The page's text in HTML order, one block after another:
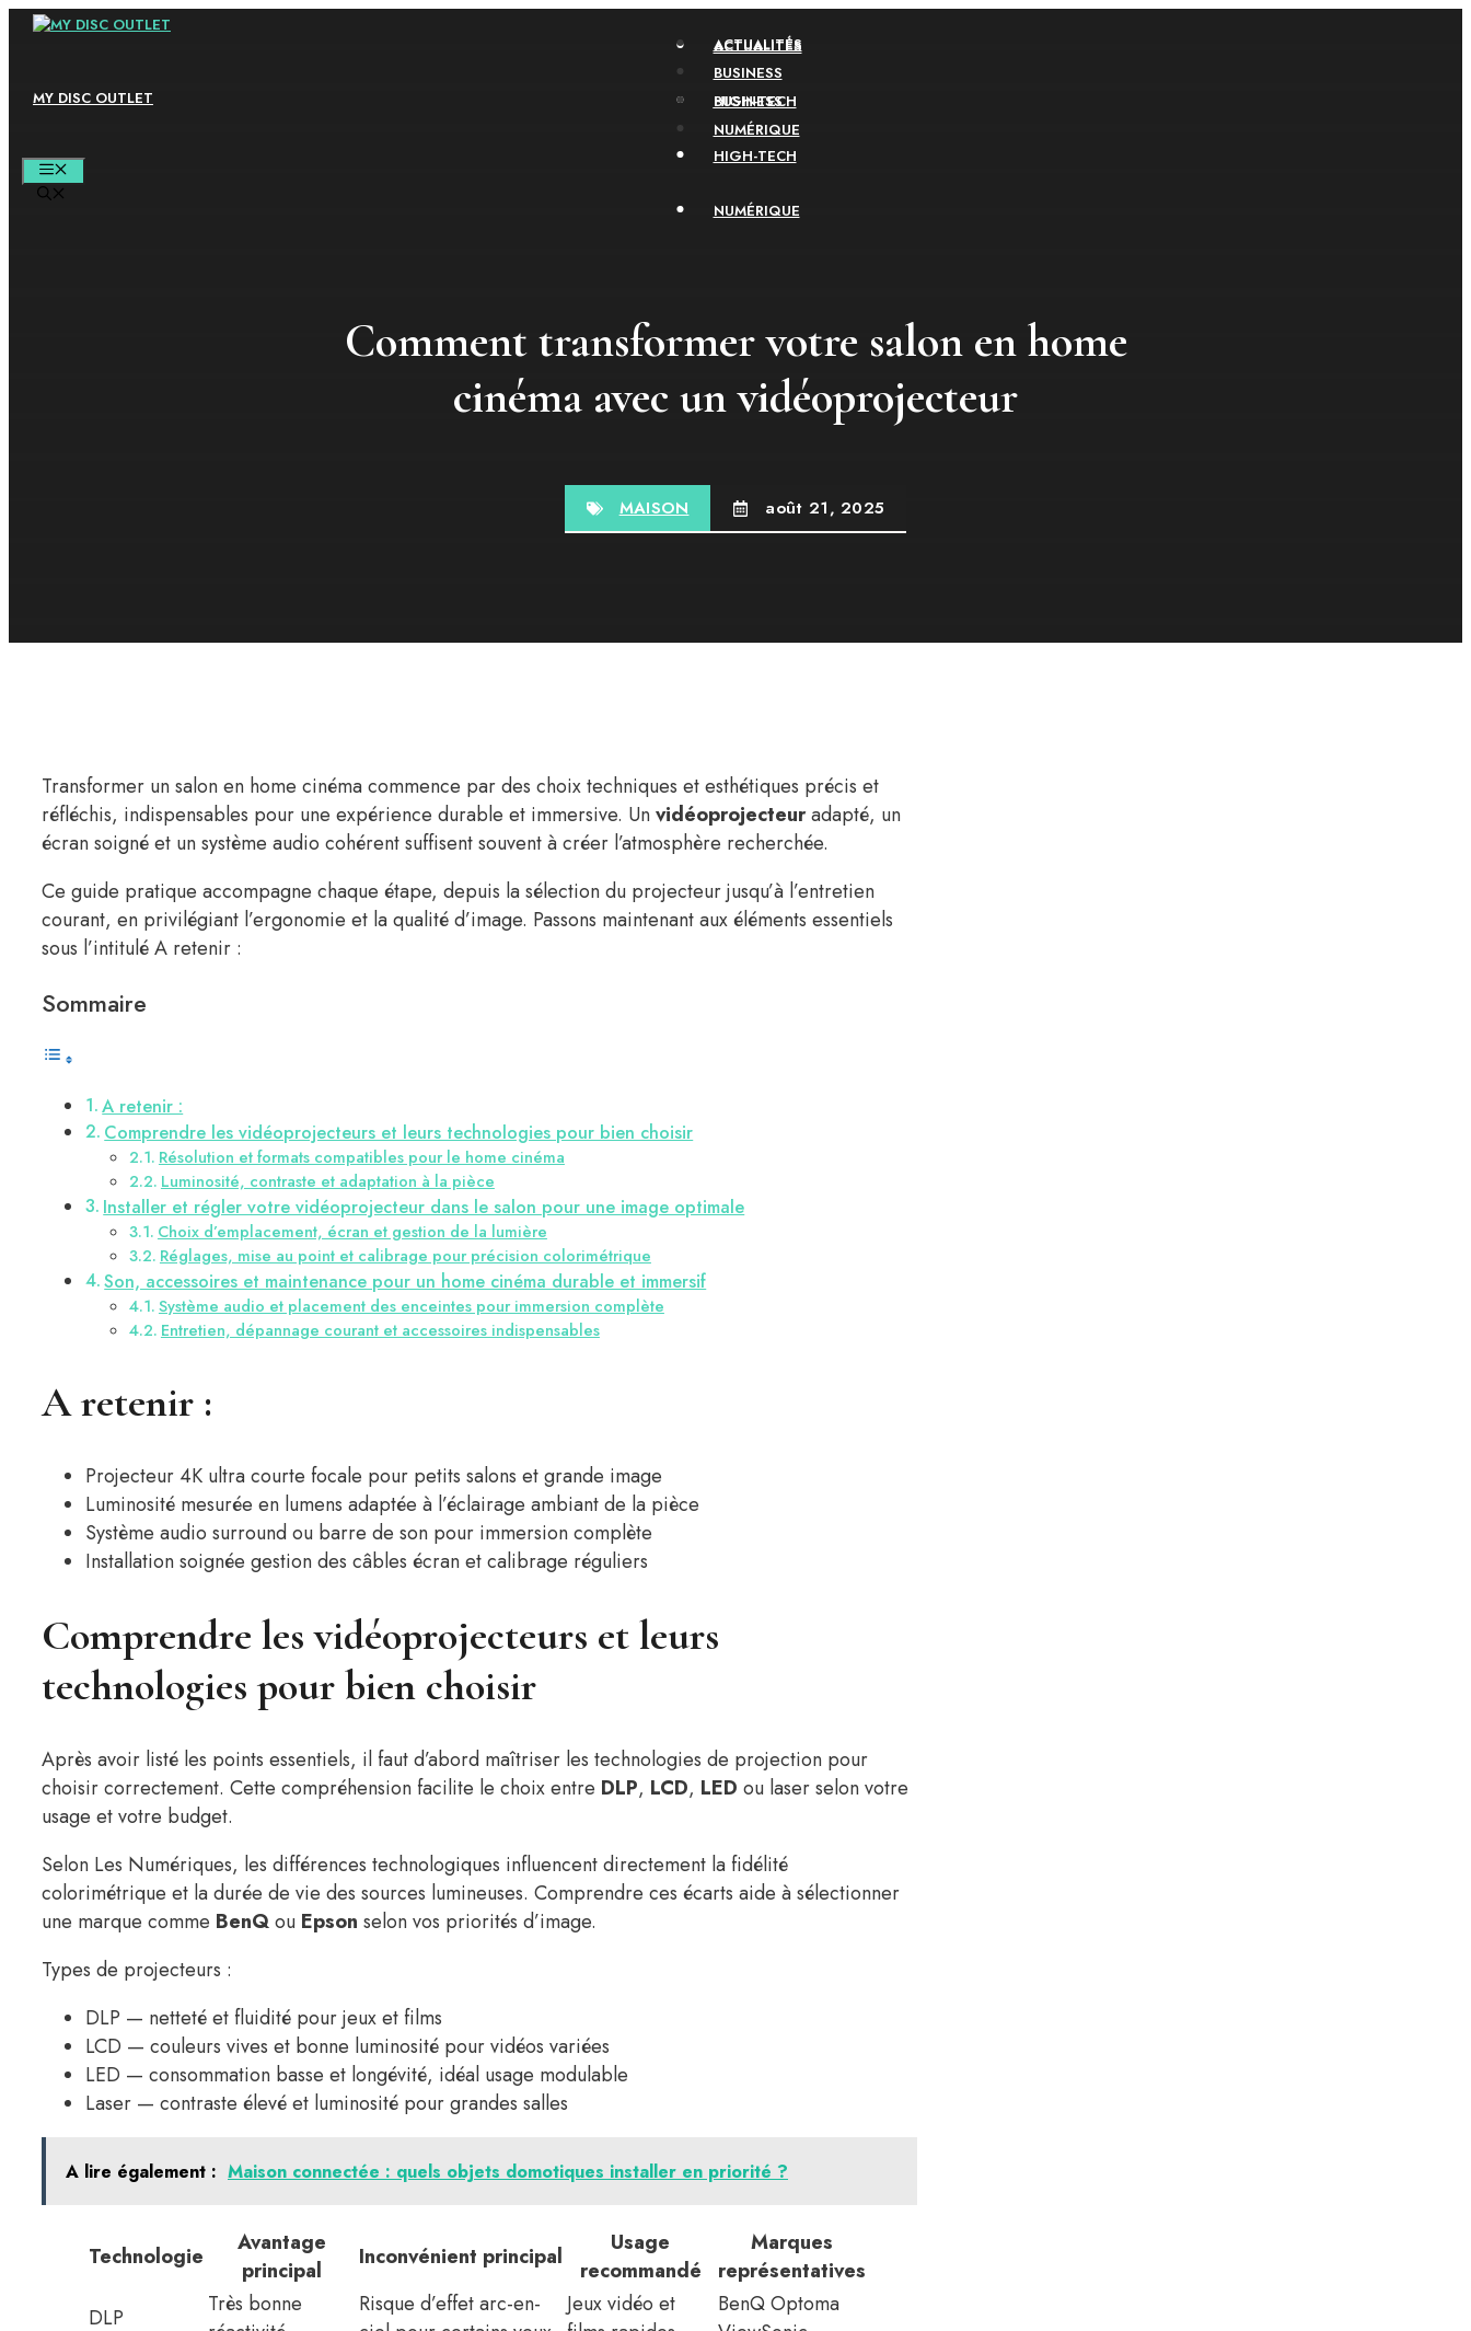
Aller
MY DISC OUTLET
ACTUALITÉS
BUSINESS
HIGH-TECH
NUMÉRIQUE
Comment transformer votre salon en home
cinéma avec un vidéoprojecteur
MAISON août 21, 2025
Transformer un salon en home cinéma commence par des choix techniques et esthétiques précis et
réfléchis, indispensables pour une expérience durable et immersive. Unvidéoprojecteuradapté, un
écran soigné et un système audio cohérent suffisent souvent à créer l’atmosphère recherchée.
Ce guide pratique accompagne chaque étape, depuis la sélection du projecteur jusqu’à l’entretien
courant, en privilégiant l’ergonomie et la qualité d’image. Passons maintenant aux éléments essentiels
sous l’intitulé A retenir :
Sommaire
A retenir :
Comprendre les vidéoprojecteurs et leurs technologies pour bien choisir
Résolution et formats compatibles pour le home cinéma
Luminosité, contraste et adaptation à la pièce
Installer et régler votre vidéoprojecteur dans le salon pour une image optimale
Choix d’emplacement, écran et gestion de la lumière
Réglages, mise au point et calibrage pour précision colorimétrique
Son, accessoires et maintenance pour un home cinéma durable et immersif
Système audio et placement des enceintes pour immersion complète
Entretien, dépannage courant et accessoires indispensables
A retenir :
Projecteur 4K ultra courte focale pour petits salons et grande image
Luminosité mesurée en lumens adaptée à l’éclairage ambiant de la pièce
Système audio surround ou barre de son pour immersion complète
Installation soignée gestion des câbles écran et calibrage réguliers
Comprendre les vidéoprojecteurs et leurs
technologies pour bien choisir
Après avoir listé les points essentiels, il faut d’abord maîtriser les technologies de projection pour
choisir correctement. Cette compréhension facilite le choix entre DLP, LCD, LED ou laser selon votre
usage et votre budget.
Selon Les Numériques, les différences technologiques influencent directement la fidélité
colorimétrique et la durée de vie des sources lumineuses. Comprendre ces écarts aide à sélectionner
une marque comme BenQou Epson selon vos priorités d’image.
Types de projecteurs :
DLP — netteté et fluidité pour jeux et films
LCD — couleurs vives et bonne luminosité pour vidéos variées
LED — consommation basse et longévité, idéal usage modulable
Laser — contraste élevé et luminosité pour grandes salles
A lire également : Maison connectée : quels objets domotiques installer en priorité ?
Technologie
Avantage
principal
Inconvénient principal
Usage
recommandé
Marques
représentatives
DLP
Très bonne
Risque d’effet arc-en-
Jeux vidéo et
BenQ Optoma
ACTUALITÉS
BUSINESS
HIGH-TECH
NUMÉRIQUE